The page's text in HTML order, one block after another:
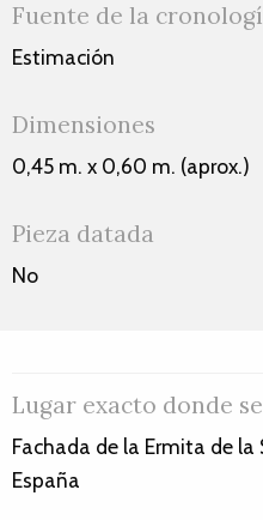
Fuente de la
Estimación
Dimensiones
0,45 m. x 0,60 m. (aprox.)
Pieza datada
No
Lugar exacto donde
Fachada de la Ermita de
España